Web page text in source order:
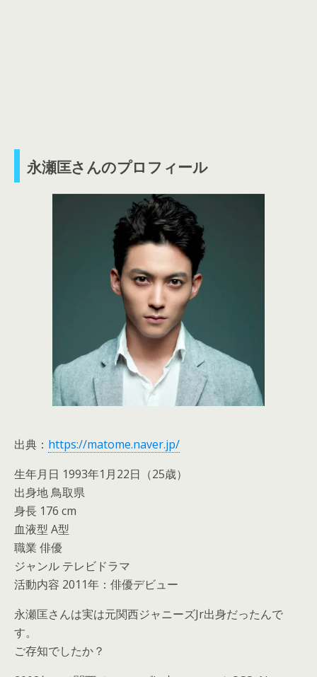
永瀬匡さんのプロフィール
出典： https://matome.naver.jp/
生年月日 1993年1月22日（25歳）
出身地 鳥取県
身長 176 cm
血液型 A型
職業 俳優
ジャンル テレビドラマ
活動内容 2011年：俳優デビュー
永瀬匡さんは実は元関西ジャニーズJr出身だったんで
す。
ご存知でしたか？